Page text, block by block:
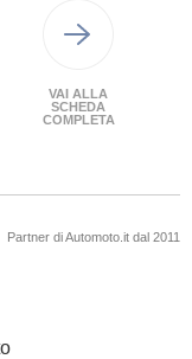
VAI ALLA
SCHEDA
COMPLETA
Partner di Automoto.it dal 2011